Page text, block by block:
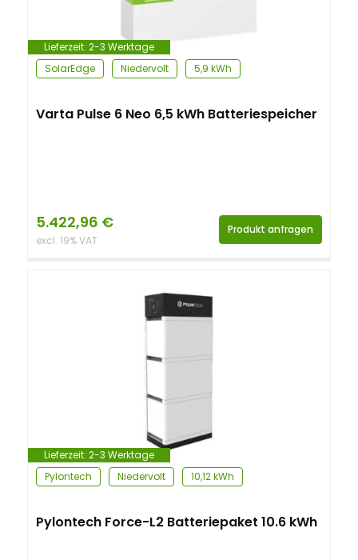
Lieferzeit: 2-3 Werktage
SolarEdge
Niedervolt 5,9 kWh
Varta Pulse 6 Neo 6,5 kWh Batteriespeicher
5.422,96 €
excl. 19% VAT
Produkt anfragen
Lieferzeit: 2-3 Werktage
Pylontech
Niedervolt 10,12 kWh
Pylontech Force-L2 Batteriepaket 10.6 kWh